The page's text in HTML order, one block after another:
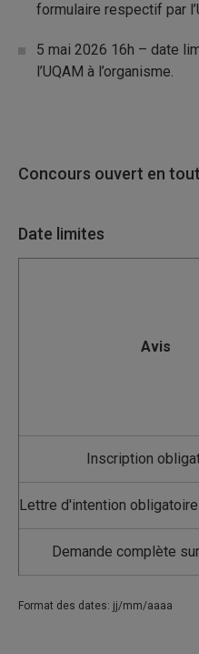
formulaire respectif par
5 mai 2026 16h – date
l’UQAM à l’organisme.
Concours ouvert en
Date limites
Avis
Inscription
Lettre d'intention
Demande complète
Format des dates: jj/mm/aaaa